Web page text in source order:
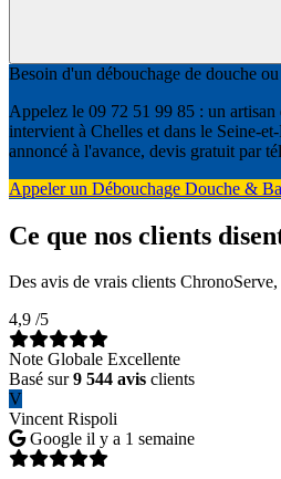
Besoin d'un débouchage de douche
Appelez le 09 72 51 99 85 : un
intervient à Chelles et dans le Seine-
annoncé à l'avance, devis gratuit par
Appeler un Débouchage Douche &
Ce que nos clients
Des avis de vrais clients
4,9 /5
Note Globale Excellente
Basé sur9 544 avis clients
V
Vincent Rispoli
Google il y a 1 semaine